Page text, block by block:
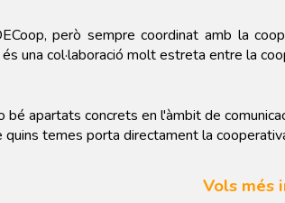
però sempre coordinat amb la
una col·laboració molt estreta entre la
bé apartats concrets en l'àmbit de
quins temes porta directament la
Vols més